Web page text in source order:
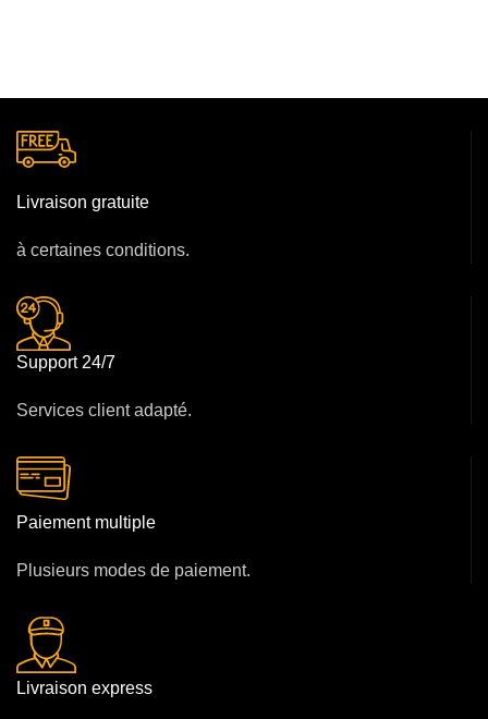
Livraison gratuite
à certaines conditions.
Support 24/7
Services client adapté.
Paiement multiple
Plusieurs modes de paiement.
Livraison express